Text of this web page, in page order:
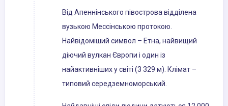
Від Апеннінського півострова відділена
вузькою Мессінською протокою.
Найвідоміший символ – Етна, найвищий
діючий вулкан Європи і один із
найактивніших у світі (3 329 м). Клімат –
типовий середземноморський.